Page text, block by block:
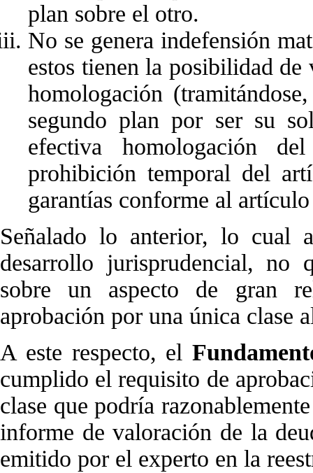
plan sobre el otro.
No se genera indefensión
estos tienen la posibilidad
homologación
segundo plan por ser su
efectiva homologación
prohibición temporal del
garantías conforme al
Señalado lo anterior, lo cual
desarrollo jurisprudencial, no
sobre un aspecto de gran
aprobación por una única clase
A este respecto, el
cumplido el requisito de
clase que podría
informe de valoración de la
emitido por el experto en la